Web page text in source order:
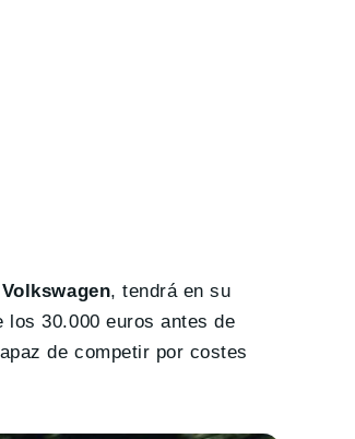
, tendrá en su
los 30.000 euros antes de
de competir por costes